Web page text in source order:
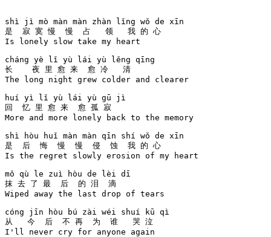
shì jì mò màn màn zhàn lǐng wǒ de xīn
是  寂 寞 慢  慢  占   领   我 的 心
Is lonely slow take my heart
cháng yè lǐ yù lái yù lěng qīng
长    夜 里 愈 来  愈 冷   清
The long night grew colder and clearer
huí yì lǐ yù lái yù gū jì
回  忆 里 愈 来  愈 孤 寂
More and more lonely back to the memory
shì hòu huǐ màn màn qīn shí wǒ de xīn
是  后  悔  慢  慢  侵  蚀  我 的 心
Is the regret slowly erosion of my heart
mǒ qù le zuì hòu de lèi dī
抹 去 了 最  后  的 泪  滴
Wiped away the last drop of tears
cóng jīn hòu bú zài wéi shuí kū qì
从   今  后  不 再  为  谁   哭 泣
I'll never cry for anyone again